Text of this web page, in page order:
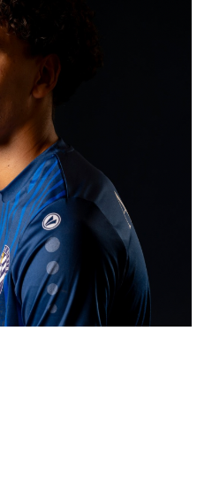
INSTAGRAMFACEBOOKYOUTUBE